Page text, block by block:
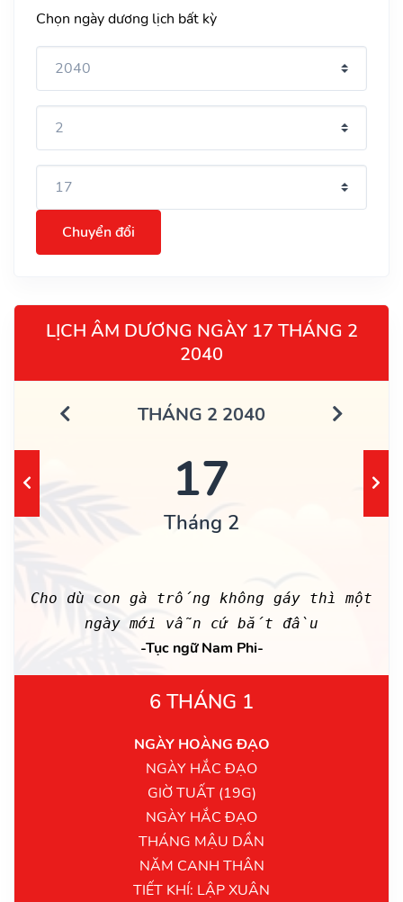
Chọn ngày dương lịch bất kỳ
Chuyển đổi
LỊCH ÂM DƯƠNG NGÀY 17 THÁNG 2
2040
THÁNG 2 2040
17
Tháng 2
Cho dù con gà trống không gáy thì một
ngày mới vẫn cứ bắt đầu
-Tục ngữ Nam Phi-
6 THÁNG 1
NGÀY HOÀNG ĐẠO
NGÀY HẮC ĐẠO
GIỜ TUẤT (19G)
NGÀY HẮC ĐẠO
THÁNG MẬU DẦN
NĂM CANH THÂN
TIẾT KHÍ: LẬP XUÂN